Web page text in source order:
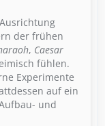
der frühen
, Caesar
fühlen.
Experimente
auf ein
und